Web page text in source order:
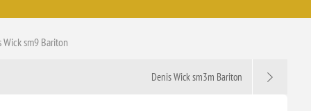
Wick sm9 Bariton
Denis Wick sm3m Bariton